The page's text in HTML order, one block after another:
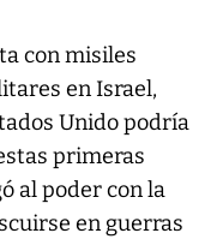
con misiles
en Israel,
Unido podría
primeras
al poder con la
en guerras